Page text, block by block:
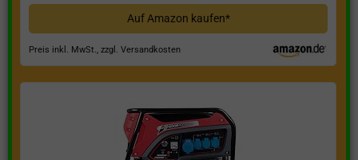
Auf Amazon kaufen*
Preis inkl. MwSt., zzgl. Versandkosten